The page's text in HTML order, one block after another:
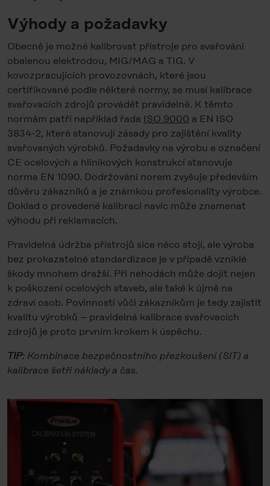
Výhody a požadavky
Obecně je možné kalibrovat přístroje pro svařování
obalenou elektrodou, MIG/MAG a TIG. V
kovozpracujících provozovnách, které jsou
certifikované podle některé normy, se musí kalibrace
svařovacích zdrojů provádět pravidelně. K těmto
normám patří například řada ISO 9000 a EN ISO
3834-2, které stanovují zásady pro zajištění kvality
svařovaných výrobků. Požadavky na výrobu a označení
CE ocelových a hliníkových konstrukcí stanovuje
norma EN 1090. Dodržování norem zvyšuje především
důvěru zákazníků a je známkou profesionality výrobce.
Doklad o provedené kalibraci navíc může znamenat
výhodu při reklamacích.
Pravidelná údržba přístrojů sice něco stojí, ale výroba
bez prokazatelné standardizace je v případě vzniklé
škody mnohem dražší. Při nehodách může dojít nejen
k poškození ocelových staveb, ale také k újmě na
zdraví osob. Povinností vůči zákazníkům je tedy zajistit
kvalitu výrobků – pravidelná kalibrace svařovacích
zdrojů je proto prvním krokem k úspěchu.
TIP: Kombinace bezpečnostního přezkoušení (SIT) a
kalibrace šetří náklady a čas.